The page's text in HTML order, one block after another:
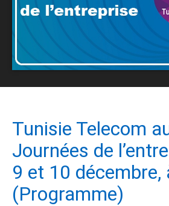
Tunisie Telecom
Journées de
9 et 10 décembre,
(Programme)